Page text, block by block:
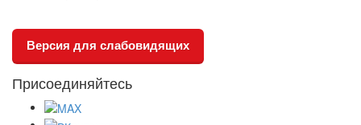
Версия для слабовидящих
Присоединяйтесь